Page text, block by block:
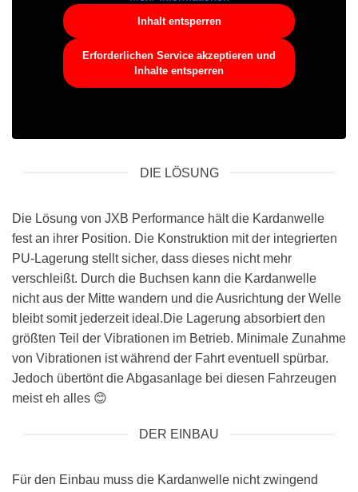
Inhalt entsperren
Erforderlichen Service akzeptieren und
Inhalte entsperren
DIE LÖSUNG
Die Lösung von JXB Performance hält die Kardanwelle
fest an ihrer Position. Die Konstruktion mit der integrierten
PU-Lagerung stellt sicher, dass dieses nicht mehr
verschleißt. Durch die Buchsen kann die Kardanwelle
nicht aus der Mitte wandern und die Ausrichtung der Welle
bleibt somit jederzeit ideal.Die Lagerung absorbiert den
größten Teil der Vibrationen im Betrieb. Minimale Zunahme
von Vibrationen ist während der Fahrt eventuell spürbar.
Jedoch übertönt die Abgasanlage bei diesen Fahrzeugen
meist eh alles 😊
DER EINBAU
Für den Einbau muss die Kardanwelle nicht zwingend